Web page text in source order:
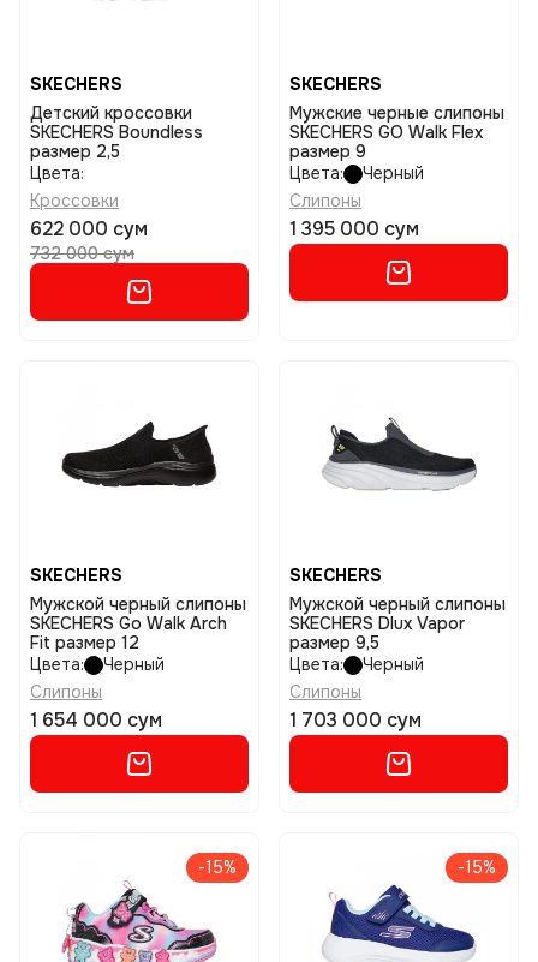
SKECHERS
Детский кроссовки
SKECHERS Boundless
размер 2,5
Цвета:
Кроссовки
622 000 сум
732 000 сум
SKECHERS
Мужские черные слипоны
SKECHERS GO Walk Flex
размер 9
Цвета:
Черный
Слипоны
1 395 000 сум
SKECHERS
Мужской черный слипоны
SKECHERS Go Walk Arch
Fit размер 12
Цвета:
Черный
Слипоны
1 654 000 сум
SKECHERS
Мужской черный слипоны
SKECHERS Dlux Vapor
размер 9,5
Цвета:
Черный
Слипоны
1 703 000 сум
-15% -15%